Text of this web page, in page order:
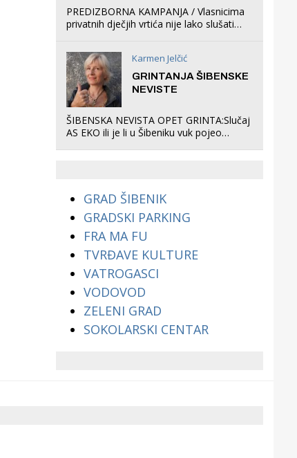
PREDIZBORNA KAMPANJA / Vlasnicima
privatnih dječjih vrtića nije lako slušati
što oni rade u Šibeniku ne postoji
Karmen Jelčić
GRINTANJA ŠIBENSKE
NEVISTE
ŠIBENSKA NEVISTA OPET GRINTA:Slučaj
AS EKO ili je li u Šibeniku vuk pojeo
GRAD ŠIBENIK
GRADSKI PARKING
FRA MA FU
TVRĐAVE KULTURE
VATROGASCI
VODOVOD
ZELENI GRAD
SOKOLARSKI CENTAR